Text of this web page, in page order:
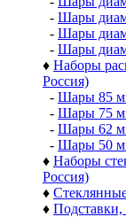
- Шары
- Шары
- Шары
♦ Наборы
Россия)
- Шары 85
- Шары 75
- Шары 62
- Шары 50
♦ Наборы
Россия)
♦
♦ Подставки,